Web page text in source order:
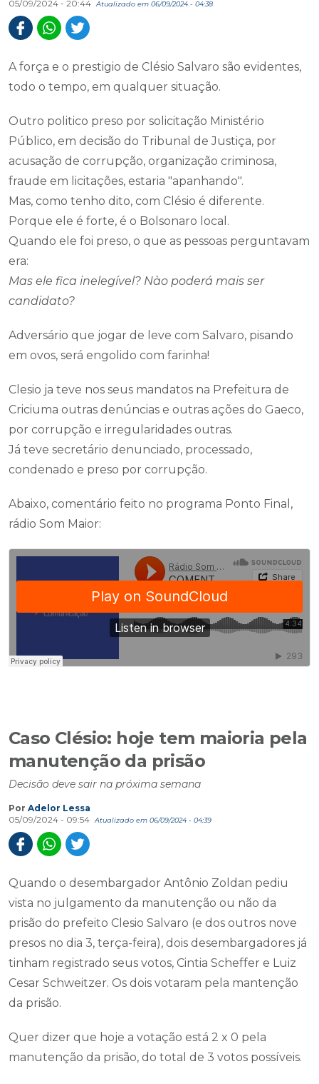
05/09/2024 - 20:44 Atualizado em 06/09/2024 - 04:38
A força e o prestigio de Clésio Salvaro são evidentes,
todo o tempo, em qualquer situação.
Outro politico preso por solicitação Ministério
Público, em decisão do Tribunal de Justiça, por
acusação de corrupção, organização criminosa,
fraude em licitações, estaria "apanhando".
Mas, como tenho dito, com Clésio é diferente.
Porque ele é forte, é o Bolsonaro local.
Quando ele foi preso, o que as pessoas perguntavam
era:
Mas ele fica inelegível? Nào poderá mais ser
candidato?
Adversário que jogar de leve com Salvaro, pisando
em ovos, será engolido com farinha!
Clesio ja teve nos seus mandatos na Prefeitura de
Criciuma outras denúncias e outras ações do Gaeco,
por corrupção e irregularidades outras.
Já teve secretário denunciado, processado,
condenado e preso por corrupção.
Abaixo, comentário feito no programa Ponto Final,
rádio Som Maior:
Caso Clésio: hoje tem maioria pela
manutenção da prisão
Decisão deve sair na próxima semana
Por Adelor Lessa
05/09/2024 - 09:54
Atualizado em 06/09/2024 - 04:39
Quando o desembargador Antônio Zoldan pediu
vista no julgamento da manutenção ou não da
prisão do prefeito Clesio Salvaro (e dos outros nove
presos no dia 3, terça-feira), dois desembargadores já
tinham registrado seus votos, Cintia Scheffer e Luiz
Cesar Schweitzer. Os dois votaram pela mantenção
da prisão.
Quer dizer que hoje a votação está 2 x 0 pela
manutenção da prisão, do total de 3 votos possíveis.